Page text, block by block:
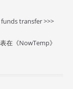
transfer >>>
在《NowTemp》